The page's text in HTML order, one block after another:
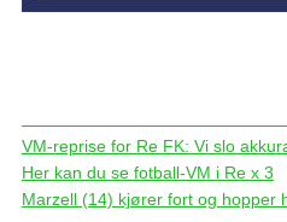
VM-reprise for Re FK: Vi slo
Her kan du se fotball-VM i Re x 3
Marzell (14) kjører fort og hopper